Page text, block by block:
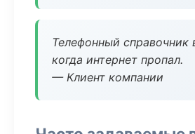
Телефонный справочник
когда интернет пропал.
— Клиент компании